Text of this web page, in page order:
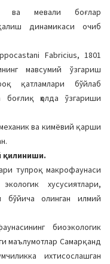
ва мевали боғлар
динамикаси очиб
Fabricius, 1801
мавсумий ўзгариш
қатламлари бўйлаб
боғлиқ ҳолда ўзгариши
ва кимёвий қарши
қилиниши.
тупроқ макрофаунаси
хусусиятлари,
бўйича олинган илмий
биоэкологик
маълумотлар Самарқанд
ихтисослашган